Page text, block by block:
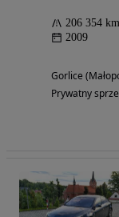
206 354 km
2009
Gorlice
Prywatny